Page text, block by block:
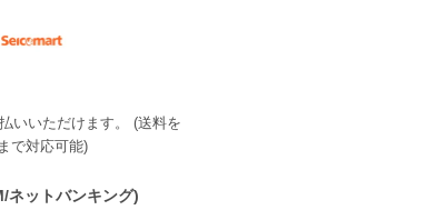
いいただけます。 (送料を
で対応可能)
ネットバンキング)